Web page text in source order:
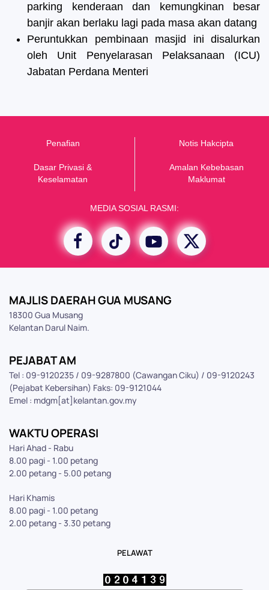
parking kenderaan dan kemungkinan besar
banjir akan berlaku lagi pada masa akan datang
Peruntukkan pembinaan masjid ini disalurkan
oleh Unit Penyelarasan Pelaksanaan (ICU)
Jabatan Perdana Menteri
Penafian
Dasar Privasi &
Keselamatan
Notis Hakcipta
Amalan Kebebasan
Maklumat
MEDIA SOSIAL RASMI:
MAJLIS DAERAH GUA MUSANG
18300 Gua Musang
Kelantan Darul Naim.
PEJABAT AM
Tel : 09-9120235 / 09-9287800 (Cawangan Ciku) / 09-9120243
(Pejabat Kebersihan) Faks: 09-9121044
Emel : mdgm[at]kelantan.gov.my
WAKTU OPERASI
Hari Ahad - Rabu
8.00 pagi - 1.00 petang
2.00 petang - 5.00 petang
Hari Khamis
8.00 pagi - 1.00 petang
2.00 petang - 3.30 petang
PELAWAT